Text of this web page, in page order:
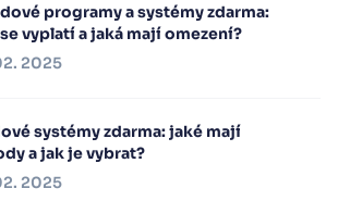
programy a systémy zdarma:
vyplatí a jaká mají omezení?
2025
systémy zdarma: jaké mají
a jak je vybrat?
2025